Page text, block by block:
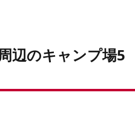
辺のキャンプ場5